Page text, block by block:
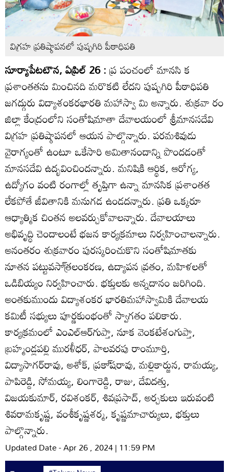
విగ్రహ ప్రతిష్ఠాపనలో పుష్పగిరి పీఠాధిపతి
సూర్యాపేటటౌన, ఏప్రిల్‌ 26 :ప్ర పంచంలో మానసి క
ప్రశాంతతను మించినది మరొకటి లేదని పుష్పగిరి పీఠాధిపతి
జగద్గురు విద్యాశంకరభారతి మహాస్వా మి అన్నారు. శుక్రవా రం
జిల్లా కేంద్రంలోని సంతోషిమాతా దేవాలయంలో శ్రీమానసదేవి
విగ్రహ ప్రతిష్ఠాపనలో ఆయన పాల్గొన్నారు. పరమశివుడు
వైరాగ్యంతో ఉంటూ ఒకేసారి అమితానందాన్ని పొందడంతో
మానసదేవి ఉద్భవించిందన్నారు. మనిషికి ఆర్థిక, ఆరోగ్య,
ఉద్యోగం వంటి రంగాల్లో తృప్తిగా ఉన్నా మానసిక ప్రశాంతత
లేకపోతే జీవితానికి మనుగడ ఉండదన్నారు. ప్రతి ఒక్కరూ
ఆధ్యాత్మిక చింతన అలవర్చుకోవాలన్నారు. దేవాలయాలు
అభివృద్ధి చెందాలంటే భజన కార్యక్రమాలు నిర్వహించాలన్నారు.
అనంతరం శుక్రవారం పురస్కరించుకొని సంతోషిమాతకు
నూతన పట్టువసా్త్రలంకరణ, ఉద్యాపన వ్రతం, మహిళలతో
ఒడిబియ్యం నిర్వహించారు. భక్తులకు అన్నదానం జరిగింది.
అంతకుముందు విద్యాశంకర భారతిమహాస్వామికి దేవాలయ
కమిటీ సభ్యులు పూర్ణకుంభంతో స్వాగతం పలికారు.
కార్యక్రమంలో ఎంఎల్‌ఆర్‌గుప్తా, నూక వెంకటేశంగుప్తా,
బ్రహ్మండ్లపల్లి మురళీధర్‌, పాలవరపు రాంమూర్తి,
విద్యాసాగర్‌రావు, అశోక్‌, ప్రకా్‌షరావు, మల్లికార్జున, రామయ్య,
పాపిరెడ్డి, సోమయ్య, లింగారెడ్డి, రాజు, దేవిదత్తు,
విజయకుమార్‌, రవిశంకర్‌, శివప్రసాద్‌, అర్చకులు ఇరువంటి
శివరామకృష్ణ, వంశీకృష్ణశర్మ, కృష్ణమాచార్యులు, భక్తులు
పాల్గొన్నారు.
Updated Date - Apr 26 , 2024 | 11:59 PM